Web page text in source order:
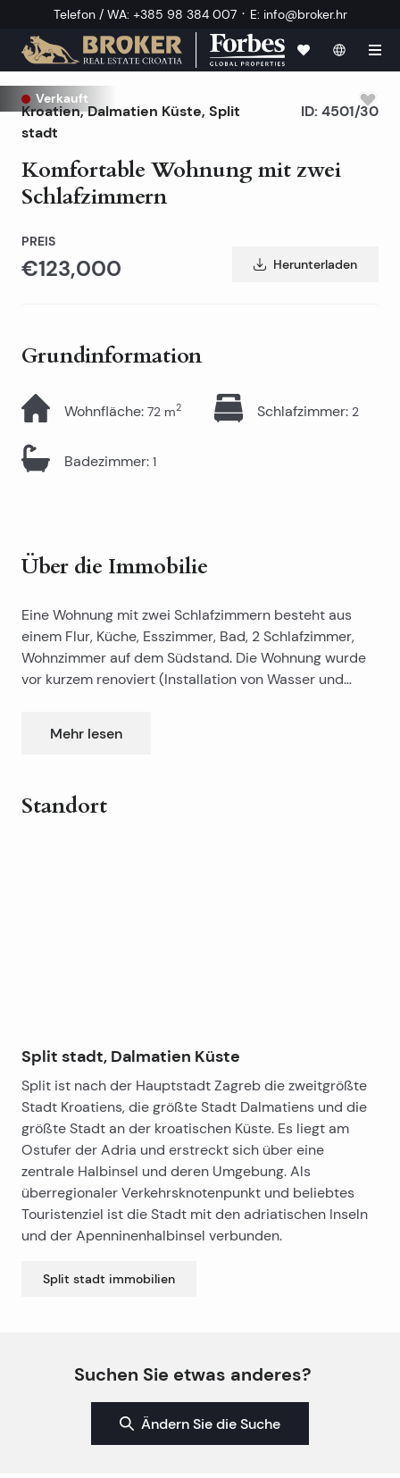
Telefon / WA: +385 98 384 007 · E: info@broker.hr
Verkauft
Kroatien,Dalmatien Küste, Split
stadt
Komfortable Wohnung mit zwei
Schlafzimmern
ID: 4501/30
PREIS
€123,000 Herunterladen
Grundinformation
Wohnfläche: 72 m2 Schlafzimmer: 2
Badezimmer: 1
Über die Immobilie
Eine Wohnung mit zwei Schlafzimmern besteht aus
einem Flur, Küche, Esszimmer, Bad, 2 Schlafzimmer,
Wohnzimmer auf dem Südstand. Die Wohnung wurde
vor kurzem renoviert (Installation von Wasser und
Wohnung befindet sich in einer ruhigen Nachbarschaft
Mehr lesen
Standort
Split stadt, Dalmatien Küste
Split ist nach der Hauptstadt Zagreb die zweitgrößte
Stadt Kroatiens, die größte Stadt Dalmatiens und die
größte Stadt an der kroatischen Küste. Es liegt am
Ostufer der Adria und erstreckt sich über eine
zentrale Halbinsel und deren Umgebung. Als
überregionaler Verkehrsknotenpunkt und beliebtes
Touristenziel ist die Stadt mit den adriatischen Inseln
und der Apenninenhalbinsel verbunden.
Split stadt immobilien
Suchen Sie etwas anderes?
Ändern Sie die Suche